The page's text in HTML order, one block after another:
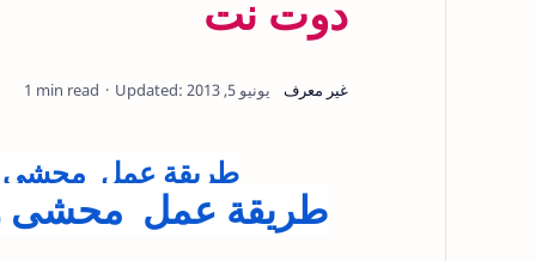
دوت نت
1 min read
طريقة عمل محشى
طريقة عمل محشى